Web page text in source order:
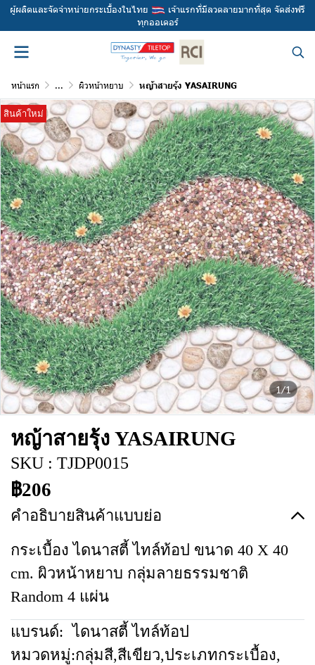
ผู้ผลิตและจัดจำหน่ายกระเบื้องในไทย
เจ้าแรกที่มีลวดลายมากที่สุด จัดส่งฟรี
ทุกออเดอร์
หน้าแรก ... ผิวหน้าหยาบ หญ้าสายรุ้ง YASAIRUNG
1/1
สินค้าใหม่
หญ้าสายรุ้ง YASAIRUNG
SKU : TJDP0015
฿206
คำอธิบายสินค้าแบบย่อ
กระเบื้อง ไดนาสตี้ ไทล์ท้อป ขนาด 40 X 40
cm. ผิวหน้าหยาบ กลุ่มลายธรรมชาติ
Random 4 แผ่น
แบรนด์: ไดนาสตี้ ไทล์ท้อป
หมวดหมู่:กลุ่มสี,สีเขียว,ประเภทกระเบื้อง,